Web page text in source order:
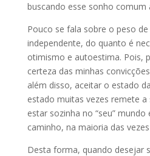
buscando esse sonho comum
Pouco se fala sobre o peso
independente, do quanto é
otimismo e autoestima. Pois,
certeza das minhas
além disso, aceitar o estado
estado muitas vezes remete
estar sozinha no “seu”
caminho, na maioria das
Desta forma, quando desejar